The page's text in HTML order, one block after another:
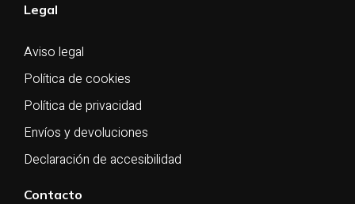
Legal
Aviso legal
Política de cookies
Política de privacidad
Envíos y devoluciones
Declaración de accesibilidad
Contacto